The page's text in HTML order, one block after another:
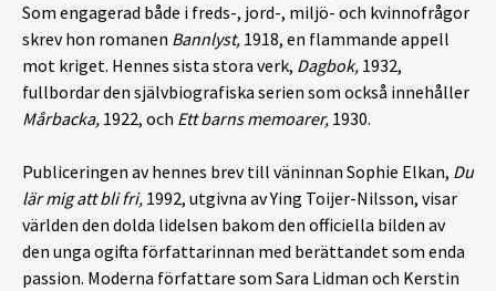
Som engagerad både i freds-, jord-, miljö- och kvinnofrågor
skrev hon romanen Bannlyst, 1918, en flammande appell
mot kriget. Hennes sista stora verk, Dagbok, 1932,
fullbordar den självbiografiska serien som också innehåller
Mårbacka, 1922, och Ett barns memoarer, 1930.
Publiceringen av hennes brev till väninnan Sophie Elkan, Du
lär mig att bli fri, 1992, utgivna av Ying Toijer-Nilsson, visar
världen den dolda lidelsen bakom den officiella bilden av
den unga ogifta författarinnan med berättandet som enda
passion. Moderna författare som Sara Lidman och Kerstin